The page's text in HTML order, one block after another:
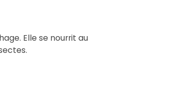
Elle se nourrit au